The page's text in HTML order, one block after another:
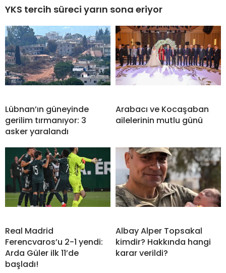
YKS tercih süreci yarın sona eriyor
Lübnan’ın güneyinde
gerilim tırmanıyor: 3
asker yaralandı
Arabacı ve Kocaşaban
ailelerinin mutlu günü
Real Madrid
Ferencvaros’u 2-1 yendi:
Arda Güler ilk 11’de
başladı!
Albay Alper Topsakal
kimdir? Hakkında hangi
karar verildi?